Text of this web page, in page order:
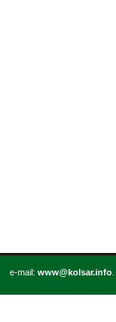
е-mail: www@kolsar.info